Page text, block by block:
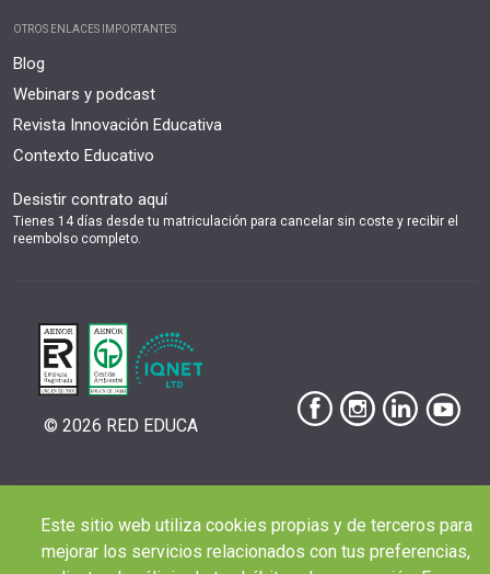
OTROS ENLACES IMPORTANTES
Blog
Webinars y podcast
Revista Innovación Educativa
Contexto Educativo
Desistir contrato aquí
Tienes 14 días desde tu matriculación para cancelar sin coste y recibir el
reembolso completo.
© 2026 RED EDUCA
Aviso Legal| Condiciones de Matriculación|Política de Privacidad|Política de
Cookies|Canal de denuncias
Este sitio web utiliza cookies propias y de terceros para
mejorar los servicios relacionados con tus preferencias,